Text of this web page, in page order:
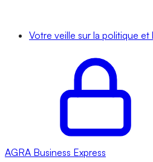
Votre veille sur la politique
AGRA Business Express